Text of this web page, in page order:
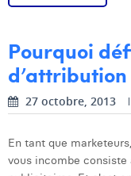
Thomas Kurevic
Thomas Riis
Victor Hayot
William Rezette
Yaël Vanhoe
Pourquoi
d’attribution
27 octobre, 2013
En tant que
vous incombe